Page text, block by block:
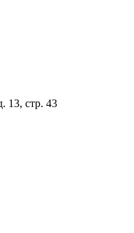
13, стр. 43